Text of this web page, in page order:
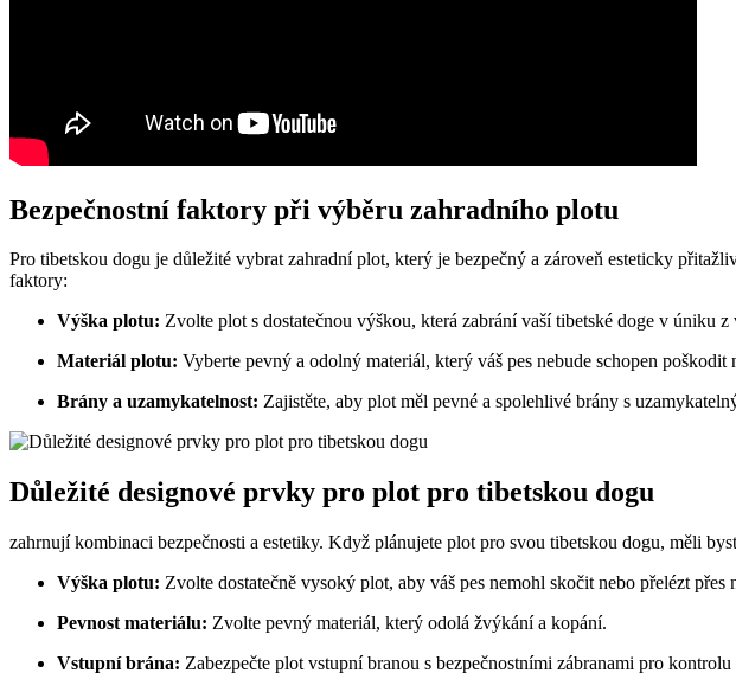
Bezpečnostní faktory při výběru zahradního plotu
Pro tibetskou dogu je důležité vybrat zahradní plot, který je bezpečný a zároveň esteticky
faktory:
Výška plotu: Zvolte plot s dostatečnou výškou, která zabrání vaší tibetské doge v úniku
Materiál plotu: Vyberte pevný a odolný materiál, který váš pes nebude schopen
Brány a uzamykatelnost: Zajistěte, aby plot měl pevné a spolehlivé brány s
Důležité designové prvky pro plot pro tibetskou dogu
zahrnují kombinaci bezpečnosti a estetiky. Když plánujete plot pro svou tibetskou dogu, měli
Výška plotu: Zvolte dostatečně vysoký plot, aby váš pes nemohl skočit nebo přelézt přes
Pevnost materiálu: Zvolte pevný materiál, který odolá žvýkání a kopání.
Vstupní brána: Zabezpečte plot vstupní branou s bezpečnostními zábranami pro kontrolu